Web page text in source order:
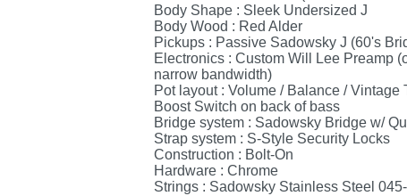
Body Shape : Sleek Undersized J
Body Wood : Red Alder
Pickups : Passive Sadowsky J (60's
Electronics : Custom Will Lee Preamp
narrow bandwidth)
Pot layout : Volume / Balance /
Boost Switch on back of bass
Bridge system : Sadowsky Bridge w/
Strap system : S-Style Security Locks
Construction : Bolt-On
Hardware : Chrome
Strings : Sadowsky Stainless Steel